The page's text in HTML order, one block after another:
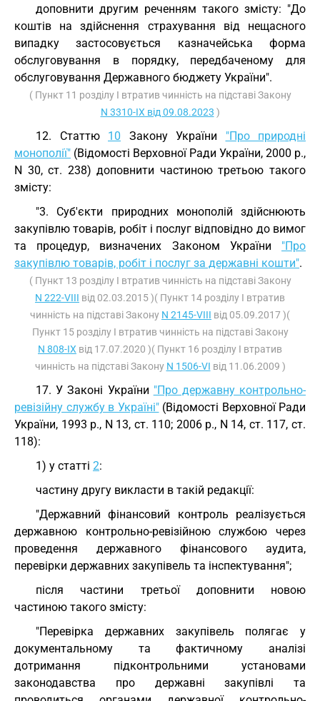
доповнити другим реченням такого змісту: "До
коштів на здійснення страхування від нещасного
випадку застосовується казначейська форма
обслуговування в порядку, передбаченому для
обслуговування Державного бюджету України".
( Пункт 11 розділу I втратив чинність на підставі Закону
N 3310-IX від 09.08.2023 )
12. Статтю 10 Закону України "Про природні
монополії" (Відомості Верховної Ради України, 2000 р.,
N 30, ст. 238) доповнити частиною третьою такого
змісту:
"3. Суб'єкти природних монополій здійснюють
закупівлю товарів, робіт і послуг відповідно до вимог
та процедур, визначених Законом України "Про
закупівлю товарів, робіт і послуг за державні кошти".
( Пункт 13 розділу I втратив чинність на підставі Закону
N 222-VIII від 02.03.2015 )( Пункт 14 розділу I втратив
чинність на підставі Закону N 2145-VIII від 05.09.2017 )(
Пункт 15 розділу I втратив чинність на підставі Закону
N 808-IX від 17.07.2020 )( Пункт 16 розділу I втратив
чинність на підставі Закону N 1506-VI від 11.06.2009 )
17. У Законі України "Про державну контрольно-
ревізійну службу в Україні"(Відомості Верховної Ради
України, 1993 р., N 13, ст. 110; 2006 р., N 14, ст. 117, ст.
118):
1) у статті 2:
частину другу викласти в такій редакції:
"Державний фінансовий контроль реалізується
державною контрольно-ревізійною службою через
проведення державного фінансового аудита,
перевірки державних закупівель та інспектування";
після частини третьої доповнити новою
частиною такого змісту:
"Перевірка державних закупівель полягає у
документальному та фактичному аналізі
дотримання підконтрольними установами
законодавства про державні закупівлі та